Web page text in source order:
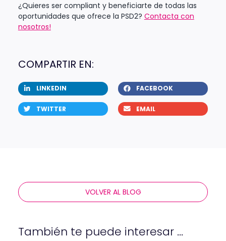
¿Quieres ser compliant y beneficiarte de todas las
oportunidades que ofrece la PSD2? Contacta con
nosotros!
COMPARTIR EN:
LINKEDIN FACEBOOK
TWITTER EMAIL
VOLVER AL BLOG
También te puede interesar ...